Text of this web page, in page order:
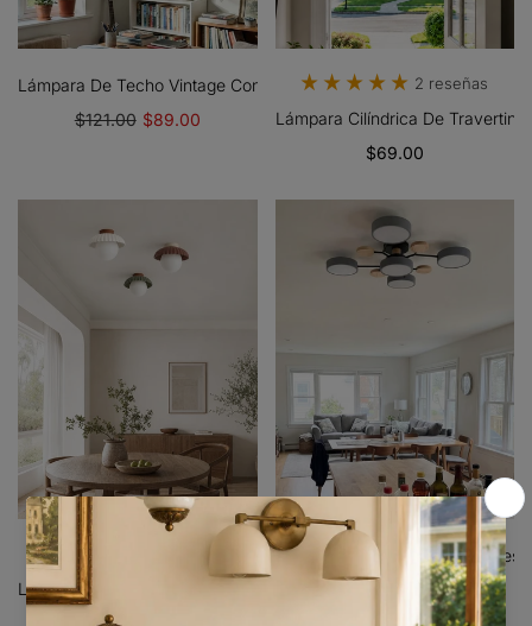
Lámpara De Techo Vintage Con Globo De Cristal: Semiempotrada
$121.00 $89.00
2 reseñas
Lámpara Cilíndrica De
$69.00
Lámpara De Techo Orbion En Forma De Anillo Escultural –
Lámpara De Techo De Múltiples
$69.00